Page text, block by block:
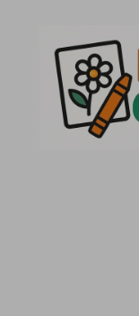
contenuto